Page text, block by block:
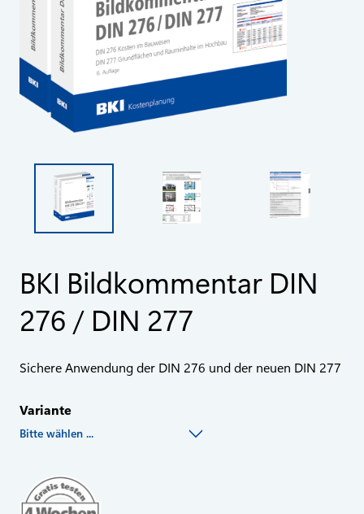
BKI Bildkommentar DIN
276 / DIN 277
Sichere Anwendung der DIN 276 und der neuen DIN 277
Variante
Bitte wählen ...